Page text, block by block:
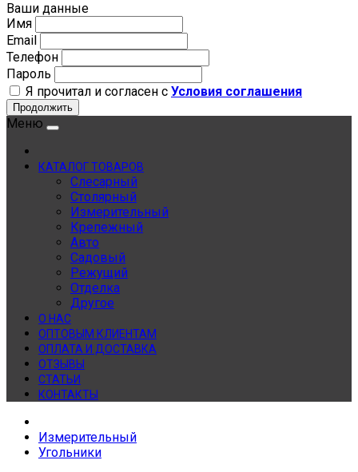
Ваши данные
Имя
Email
Телефон
Пароль
Я прочитал и согласен с Условия соглашения
Продолжить
Меню
КАТАЛОГ ТОВАРОВ
Слесарный
Столярный
Измерительный
Крепежный
Авто
Садовый
Режущий
Отделка
Другое
О НАС
ОПТОВЫМ КЛИЕНТАМ
ОПЛАТА И ДОСТАВКА
ОТЗЫВЫ
СТАТЬИ
КОНТАКТЫ
Измерительный
Угольники